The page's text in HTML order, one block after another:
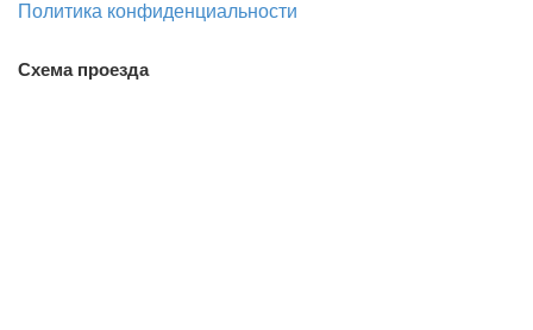
Политика конфиденциальности
Схема проезда